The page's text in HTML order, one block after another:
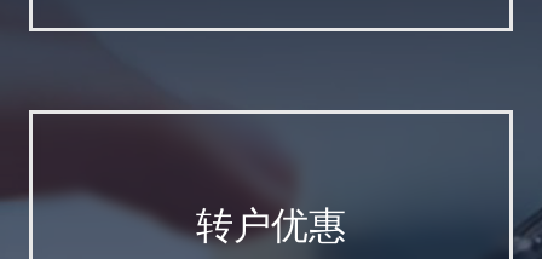
转户优惠